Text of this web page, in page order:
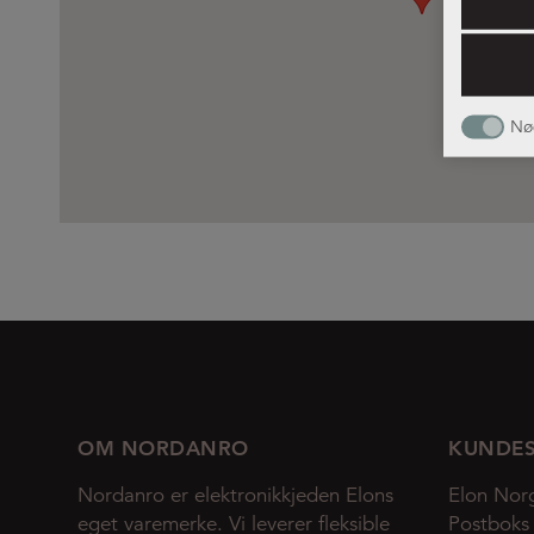
OM NORDANRO
Nordanro er elektronikkjeden Elons
eget varemerke. Vi leverer fleksible
Elon
Postboks